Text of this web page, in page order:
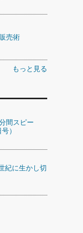
売術
もっと見る
間スピー
）
紀に生かし切